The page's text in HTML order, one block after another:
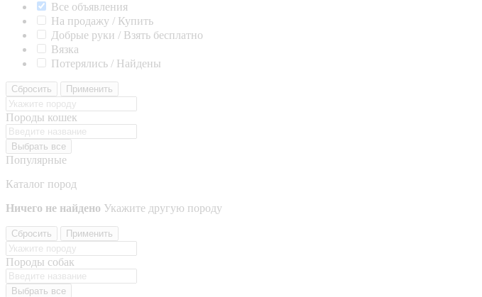
Все объявления
На продажу / Купить
Добрые руки / Взять бесплатно
Вязка
Потерялись / Найдены
Сбросить Применить
Породы кошек
Выбрать все
Популярные
Каталог пород
Ничего не найдено Укажите другую породу
Сбросить Применить
Породы собак
Выбрать все